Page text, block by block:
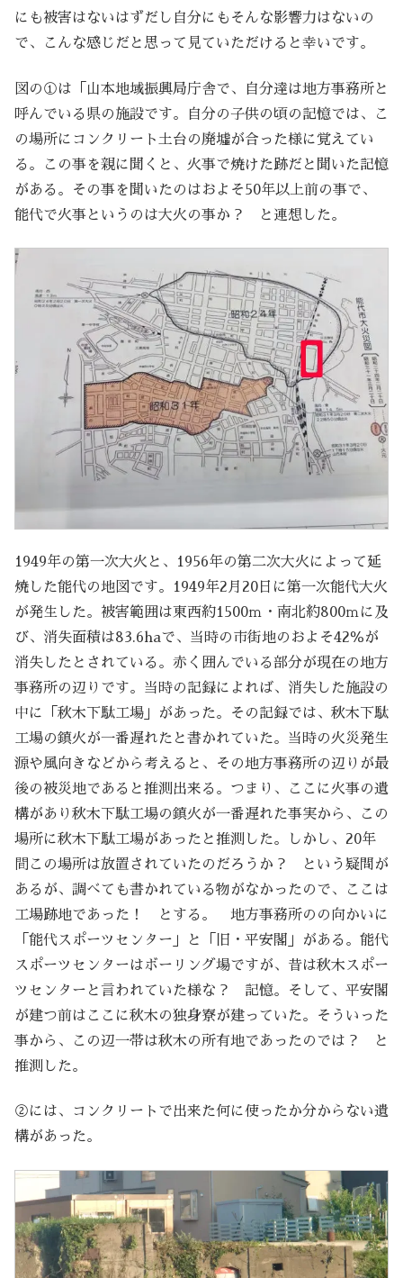
にも被害はないはずだし自分にもそんな影響力はないの
で、こんな感じだと思って見ていただけると幸いです。
図の①は「山本地域振興局庁舎で、自分達は地方事務所と
呼んでいる県の施設です。自分の子供の頃の記憶では、こ
の場所にコンクリート土台の廃墟が合った様に覚えてい
る。この事を親に聞くと、火事で焼けた跡だと聞いた記憶
がある。その事を聞いたのはおよそ50年以上前の事で、
能代で火事というのは大火の事か？ と連想した。
1949年の第一次大火と、1956年の第二次大火によって延
焼した能代の地図です。1949年2月20日に第一次能代大火
が発生した。被害範囲は東西約1500ｍ・南北約800ｍに及
び、消失面積は83.6haで、当時の市街地のおよそ42％が
消失したとされている。赤く囲んでいる部分が現在の地方
事務所の辺りです。当時の記録によれば、消失した施設の
中に「秋木下駄工場」があった。その記録では、秋木下駄
工場の鎮火が一番遅れたと書かれていた。当時の火災発生
源や風向きなどから考えると、その地方事務所の辺りが最
後の被災地であると推測出来る。つまり、ここに火事の遺
構があり秋木下駄工場の鎮火が一番遅れた事実から、この
場所に秋木下駄工場があったと推測した。しかし、20年
間この場所は放置されていたのだろうか？ という疑問が
あるが、調べても書かれている物がなかったので、ここは
工場跡地であった！ とする。 地方事務所のの向かいに
「能代スポーツセンター」と「旧・平安閣」がある。能代
スポーツセンターはボーリング場ですが、昔は秋木スポー
ツセンターと言われていた様な？ 記憶。そして、平安閣
が建つ前はここに秋木の独身寮が建っていた。そういった
事から、この辺一帯は秋木の所有地であったのでは？ と
推測した。
②には、コンクリートで出来た何に使ったか分からない遺
構があった。